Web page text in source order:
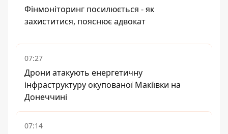
Фінмоніторинг посилюється - як
захиститися, пояснює адвокат
07:27
Дрони атакують енергетичну
інфраструктуру окупованої Макіївки на
Донеччині
07:14